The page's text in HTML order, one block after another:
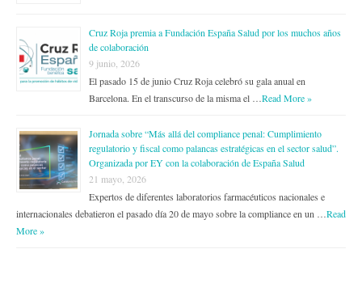
Cruz Roja premia a Fundación España Salud por los muchos años
de colaboración
9 junio, 2026
El pasado 15 de junio Cruz Roja celebró su gala anual en
Barcelona. En el transcurso de la misma el … Read More »
Jornada sobre “Más allá del compliance penal: Cumplimiento
regulatorio y fiscal como palancas estratégicas en el sector salud”.
Organizada por EY con la colaboración de España Salud
21 mayo, 2026
Expertos de diferentes laboratorios farmacéuticos nacionales e
internacionales debatieron el pasado día 20 de mayo sobre la compliance en un … Read
More »